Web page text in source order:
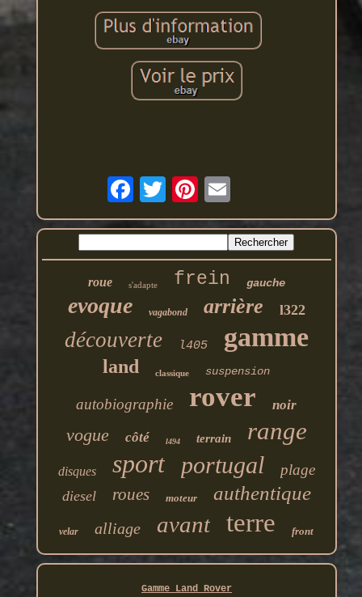
roue s'adapte frein gauche
evoque vagabond arrière l322
découverte l405 gamme
land classique suspension
autobiographie rover noir
vogue côté l494 terrain range
disques sport portugal plage
diesel roues moteur authentique
velar alliage avant terre front
Gamme Land Rover